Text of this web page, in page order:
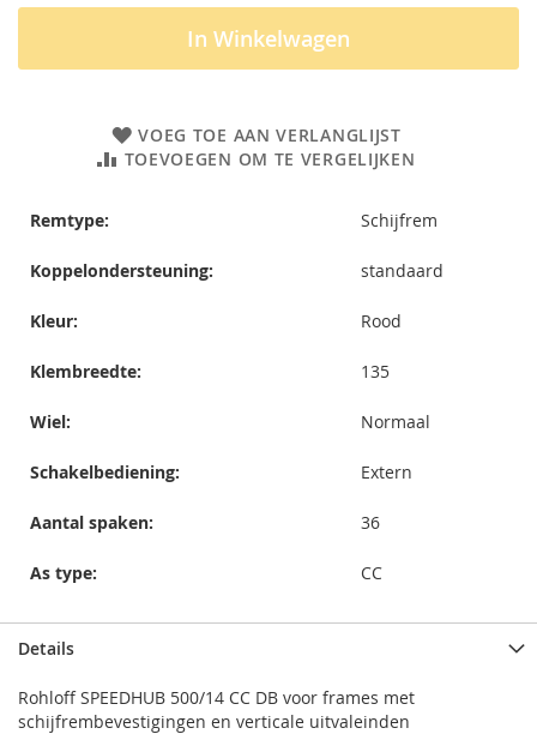
In Winkelwagen
VOEG TOE AAN VERLANGLIJST
TOEVOEGEN OM TE VERGELIJKEN
Remtype: Schijfrem
Koppelondersteuning: standaard
Kleur: Rood
Klembreedte: 135
Wiel: Normaal
Schakelbediening: Extern
Aantal spaken: 36
As type: CC
Details
Rohloff SPEEDHUB 500/14 CC DB voor frames met
schijfrembevestigingen en verticale uitvaleinden